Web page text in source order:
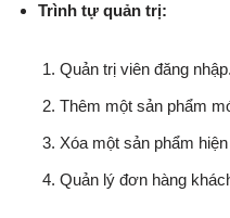
Trình tự quản trị:
Quản trị viên đăng nhập.
Thêm một sản phẩm
Xóa một sản phẩm
Quản lý đơn hàng